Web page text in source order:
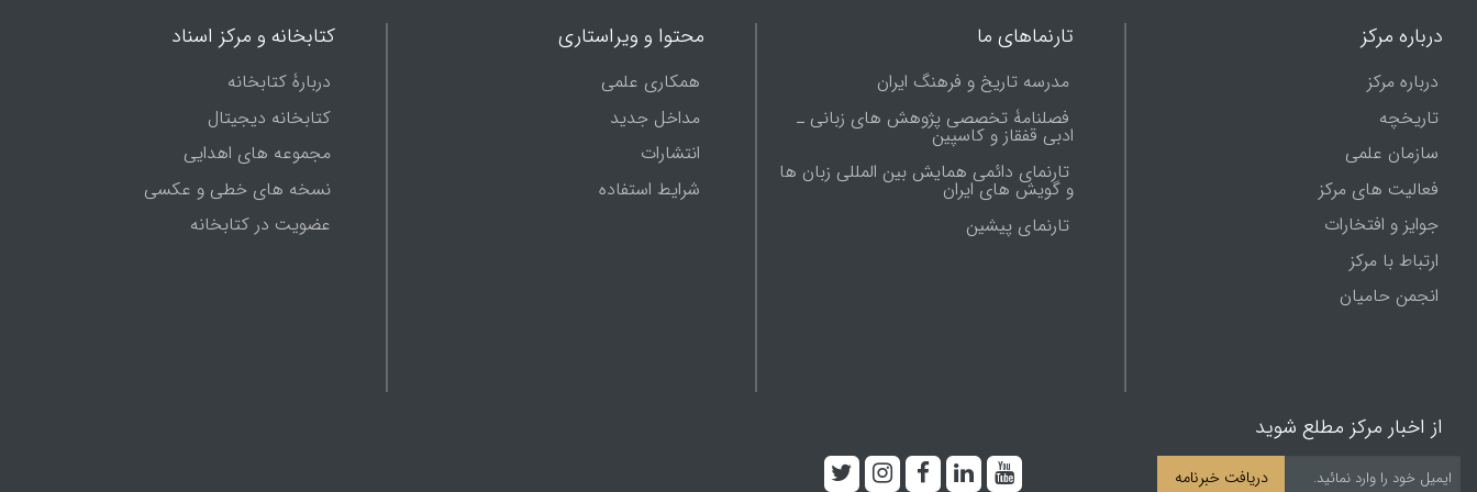
درباره مرکز
درباره مرکز
تاریخچه
سازمان علمی
فعالیت های مرکز
جوایز و افتخارات
ارتباط با مرکز
انجمن حامیان
تارنماهای ما
مدرسه تاریخ و فرهنگ ایران
فصلنامۀ تخصصی پژوهش های زبانی ـ
ادبی قفقاز و کاسپین
تارنمای دائمی همایش بین المللی زبان ها
و گویش های ایران
تارنماى پيشين
محتوا و ویراستاری
همکاری علمی
مداخل جدید
انتشارات
شرایط استفاده
کتابخانه و مرکز اسناد
دربارۀ کتابخانه
کتابخانه دیجیتال
مجموعه های اهدایی
نسخه های خطی و عکسی
عضویت در کتابخانه
از اخبار مرکز مطلع شوید
دریافت خبرنامه